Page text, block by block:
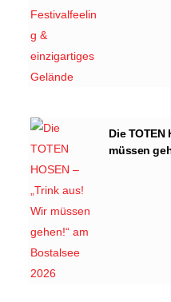
Die TOTEN
müssen